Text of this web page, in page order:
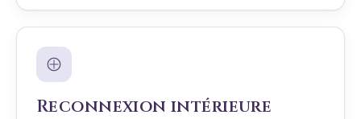
Reconnexion intérieure